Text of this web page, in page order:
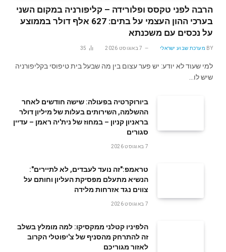
הרבה לפני טקסס ופלורידה – קליפורניה במקום השני
בערכי ההון העצמי על בתים: 627 אלף דולר בממוצע
על נכסים עם משכנתא
BY מערכת שבוע ישראלי 7 באוגוסט 2026 35
למי שעוד לא יודע: יש פער עצום בין מה שבעל בית טיפוסי בקליפורניה
שיש לו…
ביורוקרטיה בפעולה: שישה חודשים לאחר
ההשלמה, השירותים בעלות של מיליון דולר
בראניון קניון – במחוז של נית'יה ראמן – עדיין
סגורים
7 באוגוסט 2026
טראמפ:"זה נועד לעבדים, לא לתיירים":
הנשיא מתעלם מפסיקת העליון וחותם על
צווים נגד אזרחות מלידה
7 באוגוסט 2026
הלפיניו קטלני ממקסיקו: למה מומלץ בשלב
זה להתרחק מהסניף של צ'יפוטלי הקרוב
לאזור מגוריכם